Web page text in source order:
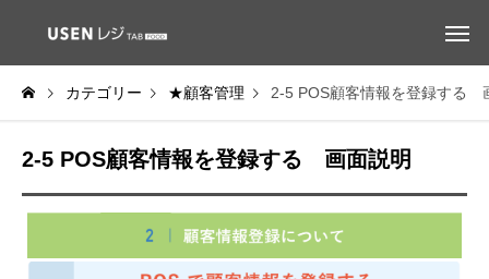
カテゴリー ★顧客管理 2-5 POS顧客情報を登録する
2-5 POS顧客情報を登録する 画面説明